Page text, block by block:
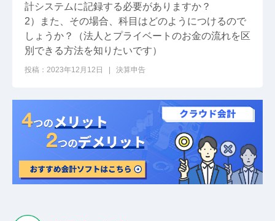
計システムに記録する必要がありますか？
2）また、その場合、科目はどのようにつけるので
しょうか？（法人とプライベートのお金の流れを区
別できる方法を知りたいです）
投稿：2023年12月12日 | 決算申告